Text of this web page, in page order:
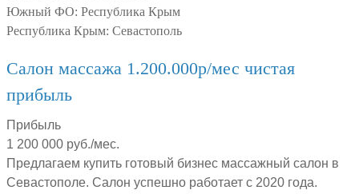
Южный ФО: Республика Крым
Республика Крым: Севастополь
Салон массажа 1.200.000р/мес чистая
прибыль
Прибыль
1 200 000 руб./мес.
Предлагаем купить готовый бизнес массажный салон в
Севастополе. Салон успешно работает с 2020 года.